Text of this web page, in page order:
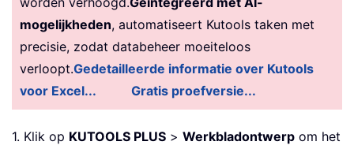
mogelijkheden, automatiseert Kutools taken met
precisie, zodat databeheer moeiteloos
verloopt.Gedetailleerde informatie over Kutools
voor Excel...
Gratis proefversie...
1. Klik op KUTOOLS PLUS > Werkbladontwerp om het